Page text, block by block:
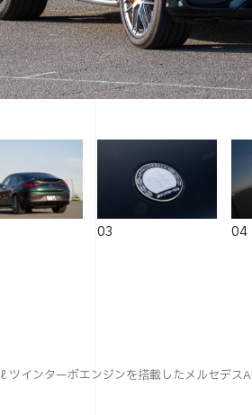
03 04
インターボエンジンを搭載したメルセデス